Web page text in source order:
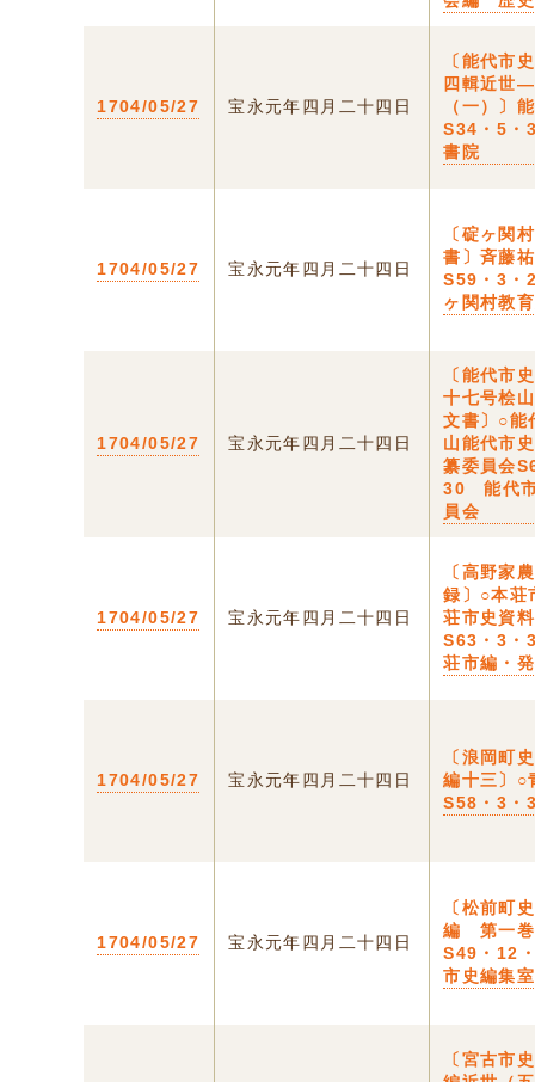
1704/05/27 宝永元年四月二十四日
〔能代市
四輯近世
（一）〕
S34・5・
書院
1704/05/27 宝永元年四月二十四日
〔碇ヶ関
書〕斉藤
S59・3
ヶ関村教
1704/05/27 宝永元年四月二十四日
〔能代市
十七号桧
文書〕○能
山能代市
纂委員会
30 能代
員会
1704/05/27 宝永元年四月二十四日
〔高野家
録〕○本荘
荘市史資
S63・3
荘市編・
1704/05/27 宝永元年四月二十四日
〔浪岡町
編十三〕○
S58・3・
1704/05/27 宝永元年四月二十四日
〔松前町
編 第一
S49・12
市史編集室
〔宮古市